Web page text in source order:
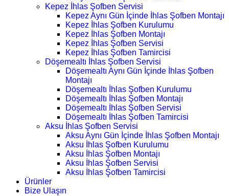
Kepez İhlas Şofben Servisi
Kepez Aynı Gün İçinde İhlas Şofben Montajı
Kepez İhlas Şofben Kurulumu
Kepez İhlas Şofben Montajı
Kepez İhlas Şofben Servisi
Kepez İhlas Şofben Tamircisi
Döşemealtı İhlas Şofben Servisi
Döşemealtı Aynı Gün İçinde İhlas Şofben
Montajı
Döşemealtı İhlas Şofben Kurulumu
Döşemealtı İhlas Şofben Montajı
Döşemealtı İhlas Şofben Servisi
Döşemealtı İhlas Şofben Tamircisi
Aksu İhlas Şofben Servisi
Aksu Aynı Gün İçinde İhlas Şofben Montajı
Aksu İhlas Şofben Kurulumu
Aksu İhlas Şofben Montajı
Aksu İhlas Şofben Servisi
Aksu İhlas Şofben Tamircisi
Ürünler
Bize Ulaşın